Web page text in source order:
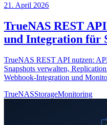
21. April 2026
TrueNAS REST
und Integration für
TrueNAS REST API nutzen:
Snapshots verwalten,
Webhook-Integration und
TrueNASStorageMonitoring